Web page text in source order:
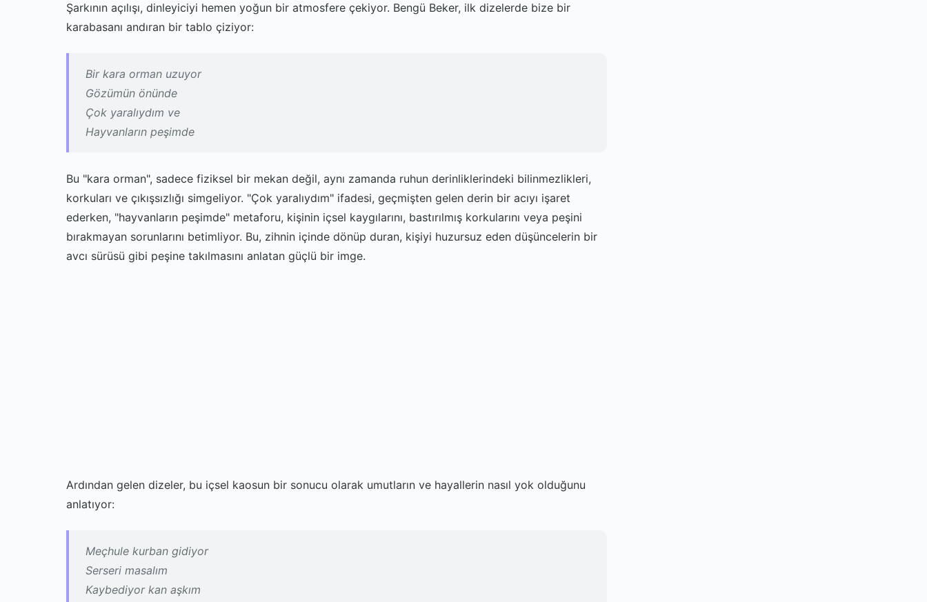
Şarkının açılışı, dinleyiciyi hemen yoğun bir atmosfere çekiyor. Bengü Beker, ilk dizelerde bize bir
karabasanı andıran bir tablo çiziyor:
Bir kara orman uzuyor
Gözümün önünde
Çok yaralıydım ve
Hayvanların peşimde
Bu "kara orman", sadece fiziksel bir mekan değil, aynı zamanda ruhun derinliklerindeki bilinmezlikleri,
korkuları ve çıkışsızlığı simgeliyor. "Çok yaralıydım" ifadesi, geçmişten gelen derin bir acıyı işaret
ederken, "hayvanların peşimde" metaforu, kişinin içsel kaygılarını, bastırılmış korkularını veya peşini
bırakmayan sorunlarını betimliyor. Bu, zihnin içinde dönüp duran, kişiyi huzursuz eden düşüncelerin bir
avcı sürüsü gibi peşine takılmasını anlatan güçlü bir imge.
Ardından gelen dizeler, bu içsel kaosun bir sonucu olarak umutların ve hayallerin nasıl yok olduğunu
anlatıyor:
Meçhule kurban gidiyor
Serseri masalım
Kaybediyor kan aşkım